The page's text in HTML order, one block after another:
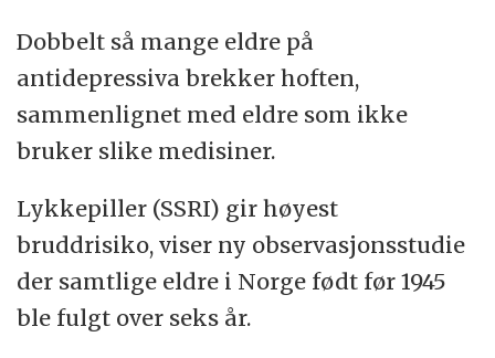
De benyttes både ved depresjon, angst og
en rekke andre psykiske lidelser.
SSRI står for selektiv serotonin-
betegnelsen serotonin reopptakshemmere
eller SSRI.
Studier har vist lave serotoninnivåer i
Dobbelt så mange eldre på
antidepressiva brekker hoften,
sammenlignet med eldre som ikke
bruker slike medisiner.
Lykkepiller (SSRI) gir høyest
bruddrisiko, viser ny observasjonsstudie
der samtlige eldre i Norge født før 1945
ble fulgt over seks år.